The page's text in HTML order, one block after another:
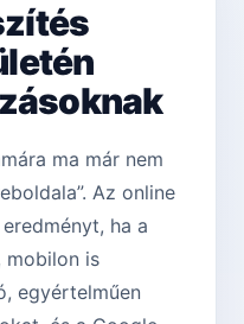
ma már nem
Az online
ha a
mobilon is
egyértelműen